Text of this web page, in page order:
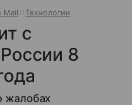
Mail Технологии
с
8
жалобах